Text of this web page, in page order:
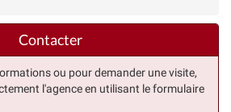
Contacter
ou pour demander une visite,
l'agence en utilisant le formulaire